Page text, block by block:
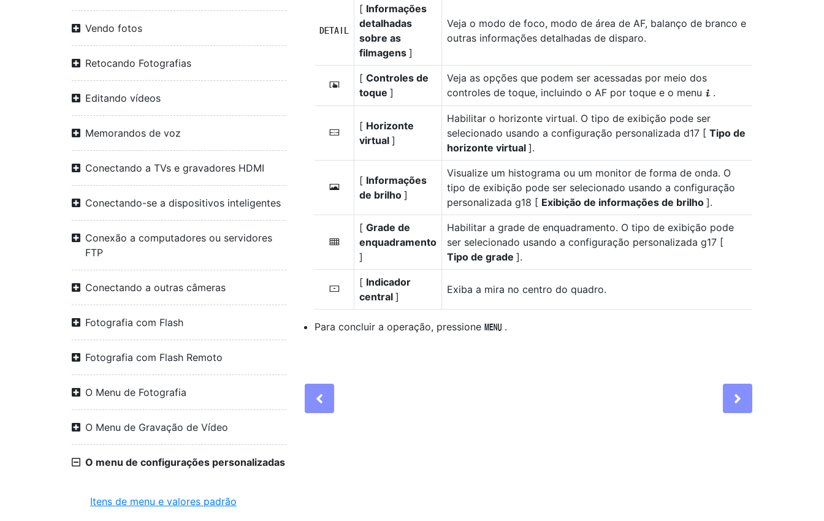
Vendo fotos
Retocando Fotografias
Editando vídeos
Memorandos de voz
Conectando a TVs e gravadores HDMI
Conectando-se a dispositivos inteligentes
Conexão a computadores ou servidores
FTP
Conectando a outras câmeras
Fotografia com Flash
Fotografia com Flash Remoto
O Menu de Fotografia
O Menu de Gravação de Vídeo
O menu de configurações personalizadas
Itens de menu e valores padrão
B
[ Informações
detalhadas
sobre as
filmagens ]
Veja o modo de foco, modo de área de AF, balanço de branco e
outras informações detalhadas de disparo.
C
[ Controles de
toque ]
Veja as opções que podem ser acessadas por meio dos
controles de toque, incluindo o AF por toque e o menu i .
D
[ Horizonte
virtual ]
Habilitar o horizonte virtual. O tipo de exibição pode ser
selecionado usando a configuração personalizada d17 [ Tipo de
horizonte virtual ].
E
[ Informações
de brilho ]
Visualize um histograma ou um monitor de forma de onda. O
tipo de exibição pode ser selecionado usando a configuração
personalizada g18 [ Exibição de informações de brilho ].
b
[ Grade de
enquadramento
]
Habilitar a grade de enquadramento. O tipo de exibição pode
ser selecionado usando a configuração personalizada g17 [
Tipo de grade ].
F
[ Indicador
central ]
Exiba a mira no centro do quadro.
Para concluir a operação, pressione G .